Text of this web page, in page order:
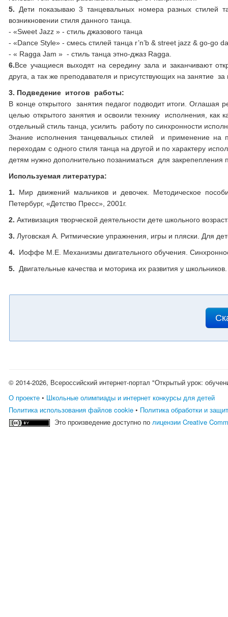
5. Дети показываю 3 танцевальных номера разных стилей
возникновении стиля данного танца.
- «Sweet Jazz » - стиль джазового танца
- «Dance Style» - смесь стилей танца r’n’b & street jazz & go-go
- « Ragga Jam » - стиль танца этно-джаз Ragga.
6.Все учащиеся выходят на середину зала и заканчивают
друга, а так же преподавателя и присутствующих на занятие
3. Подведение итогов работы:
В конце открытого занятия педагог подводит итоги. Оглашая
целью открытого занятия и освоили технику исполнения,
отдельный стиль танца, усилить работу по синхронности
Знание исполнения танцевальных стилей и применение на
переходам с одного стиля танца на другой и по характеру
детям нужно дополнительно позаниматься для закрепепления
Используемая литература:
1. Мир движений мальчиков и девочек. Методическое
Петербург, «Детство Пресс», 2001г.
2. Активизация творческой деятельности дете школьного
3. Луговская А. Ритмические упражнения, игры и пляски. Для
4. Иоффе М.Е. Механизмы двигательного обучения.
5. Двигательные качества и моторика их развития у
© 2014-2026, Всероссийский интернет-портал "Открытый урок:
О проекте • Школьные олимпиады и интернет конкурсы для детей
Политика использования файлов cookie • Политика обработки и
Это произведение доступно полицензии Creative